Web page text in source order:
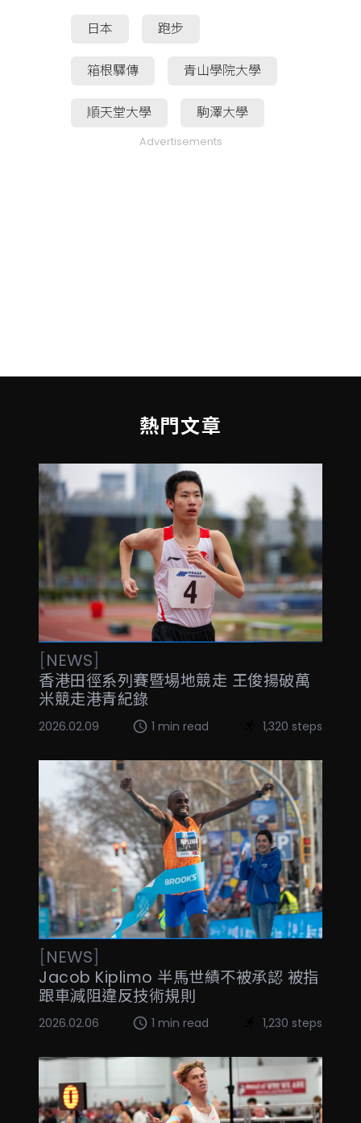
日本 跑步
箱根驛傳 青山學院大學
順天堂大學 駒澤大學
Advertisements
熱門文章
[NEWS]
香港田徑系列賽暨場地競走 王俊揚破萬
米競走港青紀錄
2026.02.09 1 min read 1,320 steps
[NEWS]
Jacob Kiplimo 半馬世績不被承認 被指
跟車減阻違反技術規則
2026.02.06 1 min read 1,230 steps